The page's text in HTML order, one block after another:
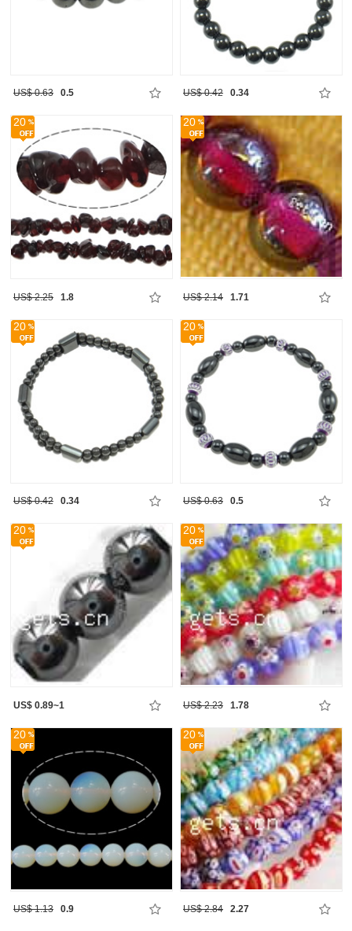
US$ 0.63 0.5 US$ 0.42 0.34
20
US$ 2.25 1.8
20
US$ 2.14 1.71
20
US$ 0.42 0.34
20
US$ 0.63 0.5
20
US$ 0.89~1
20
US$ 2.23 1.78
20
US$ 1.13 0.9
20
US$ 2.84 2.27